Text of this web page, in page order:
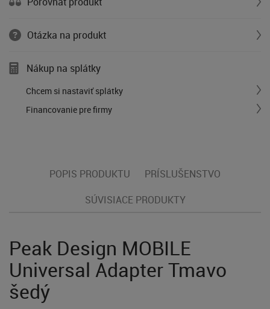
Otázka na produkt
Nákup na splátky
Chcem si nastaviť splátky
Financovanie pre firmy
POPIS PRODUKTU
PRÍSLUŠENSTVO
SÚVISIACE PRODUKTY
Peak Design MOBILE
Universal Adapter Tmavo
šedý